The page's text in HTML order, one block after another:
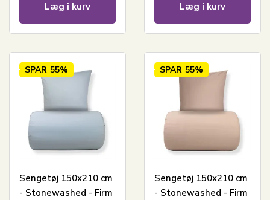
Læg i kurv Læg i kurv
SPAR 55%
Sengetøj 150x210 cm
- Stonewashed - Firm
SPAR 55%
Sengetøj 150x210 cm
- Stonewashed - Firm